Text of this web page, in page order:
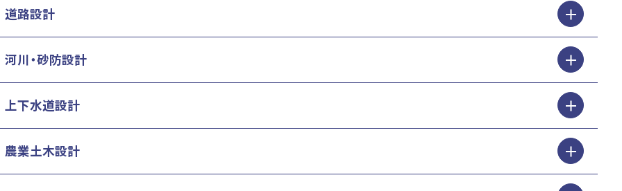
道路設計
河川・砂防設計
上下水道設計
農業土木設計